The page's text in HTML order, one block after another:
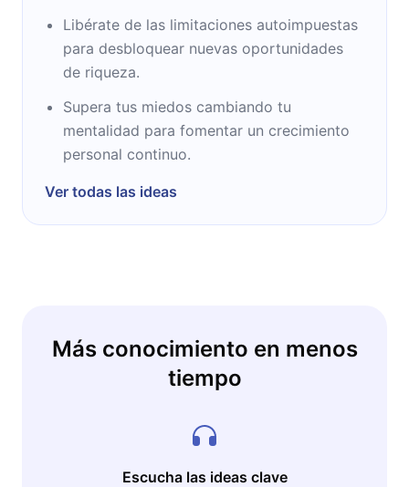
Libérate de las limitaciones autoimpuestas
para desbloquear nuevas oportunidades
de riqueza.
Supera tus miedos cambiando tu
mentalidad para fomentar un crecimiento
personal continuo.
Ver todas las ideas
Más conocimiento en menos
tiempo
Escucha las ideas clave